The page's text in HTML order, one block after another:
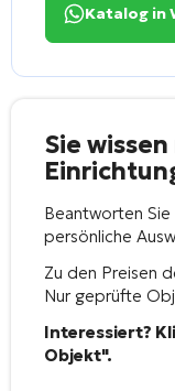
Katalog in
Sie
Beantworten Sie
persönliche
Zu den Preisen
Nur geprüfte
Interessiert?
Objekt".